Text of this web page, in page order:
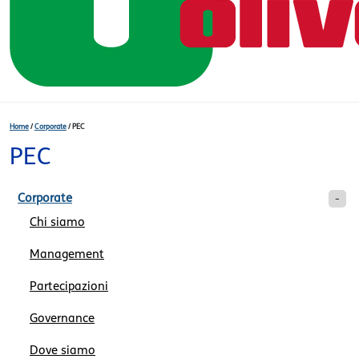
Home/Corporate/PEC
PEC
Corporate
Chi siamo
Management
Partecipazioni
Governance
Dove siamo